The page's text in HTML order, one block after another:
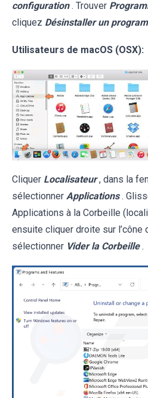
configuration . Trouver
cliquez Désinstaller un
Utilisateurs de macOS (OSX):
Cliquer Localisateur , dans la
sélectionner Applications .
Applications à la Corbeille
ensuite cliquer droite sur l’cône
sélectionner Vider la Corbeille .